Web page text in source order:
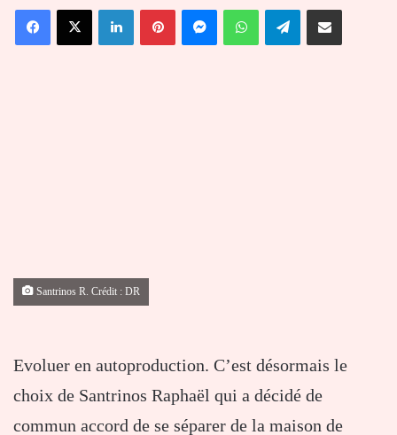
courriel
FacebookX LinkedinPinterestMessengerWhatsAppTelegramPartager par email
Santrinos R. Crédit : DR
Evoluer en autoproduction. C’est désormais le
choix de Santrinos Raphaël qui a décidé de
commun accord de se séparer de la maison de